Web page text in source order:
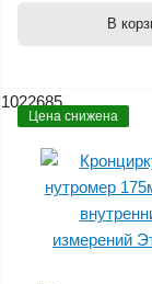
В
1022685
Цена снижена